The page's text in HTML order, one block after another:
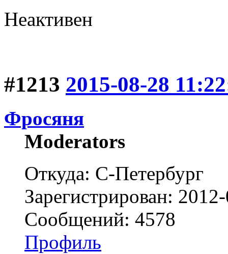
Неактивен
#1213 2015-08-28
Фросяня
Moderators
Откуда: С-Петербург
Зарегистрирован:
Сообщений: 4578
Профиль